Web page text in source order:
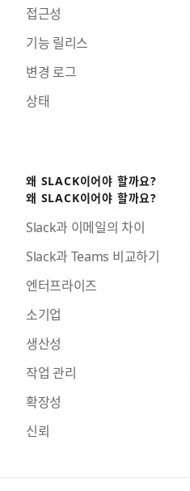
접근성
기능 릴리스
변경 로그
상태
왜 SLACK이어야 할까요?
왜 SLACK이어야 할까요?
Slack과 이메일의 차이
Slack과 Teams 비교하기
엔터프라이즈
소기업
생산성
작업 관리
확장성
신뢰